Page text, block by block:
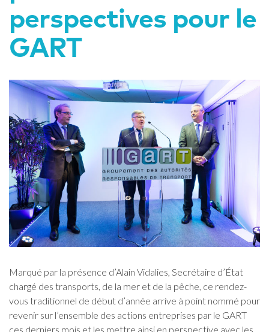
perspectives pour le
GART
Marqué par la présence d’Alain Vidalies, Secrétaire d’État
chargé des transports, de la mer et de la pêche, ce rendez-
vous traditionnel de début d’année arrive à point nommé pour
revenir sur l’ensemble des actions entreprises par le GART
ces derniers mois et les mettre ainsi en perspective avec les